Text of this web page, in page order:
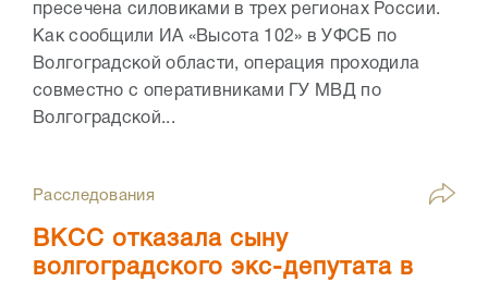
пресечена силовиками в трех регионах России.
Как сообщили ИА «Высота 102» в УФСБ по
Волгоградской области, операция проходила
совместно с оперативниками ГУ МВД по
Волгоградской...
Расследования
ВКСС отказала сыну
волгоградского экс-депутата в